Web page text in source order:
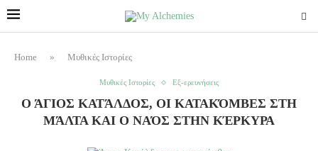
Home » Μυθικές Ιστορίες
Μυθικές Ιστορίες Εξ-ερευνήσεις
Ο ΆΓΙΟΣ ΚΑΤΆΛΔΟΣ, ΟΙ ΚΑΤΑΚΌΜΒΕΣ ΣΤΗ
ΜΆΛΤΑ ΚΑΙ Ο ΝΑΌΣ ΣΤΗΝ ΚΈΡΚΥΡΑ